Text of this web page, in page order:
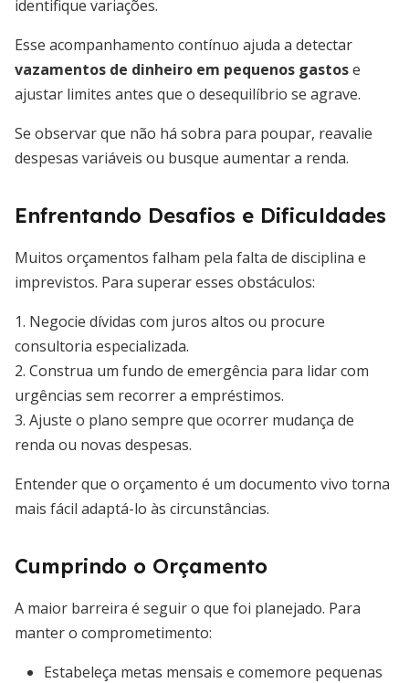
identifique variações.
Esse acompanhamento contínuo ajuda a detectar
vazamentos de dinheiro em pequenos gastose
ajustar limites antes que o desequilíbrio se agrave.
Se observar que não há sobra para poupar, reavalie
despesas variáveis ou busque aumentar a renda.
Enfrentando Desafios e Dificuldades
Muitos orçamentos falham pela falta de disciplina e
imprevistos. Para superar esses obstáculos:
1. Negocie dívidas com juros altos ou procure
consultoria especializada.
2. Construa um fundo de emergência para lidar com
urgências sem recorrer a empréstimos.
3. Ajuste o plano sempre que ocorrer mudança de
renda ou novas despesas.
Entender que o orçamento é um documento vivo torna
mais fácil adaptá-lo às circunstâncias.
Cumprindo o Orçamento
A maior barreira é seguir o que foi planejado. Para
manter o comprometimento:
Estabeleça metas mensais e comemore pequenas